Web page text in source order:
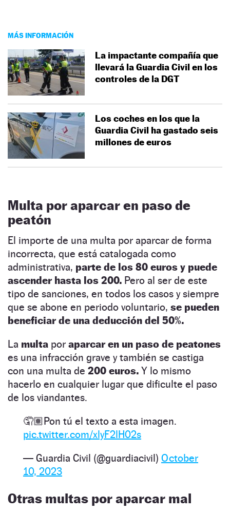
MÁS INFORMACIÓN
La impactante compañía que
llevará la Guardia Civil en los
controles de la DGT
Los coches en los que la
Guardia Civil ha gastado seis
millones de euros
Multa por aparcar en paso de
peatón
El importe de una multa por aparcar de forma
incorrecta, que está catalogada como
administrativa, parte de los 80 euros y puede
ascender hasta los 200. Pero al ser de este
tipo de sanciones, en todos los casos y siempre
que se abone en periodo voluntario, se pueden
beneficiar de una deducción del 50%.
La multa por aparcar en un paso de peatones
es una infracción grave y también se castiga
con una multa de 200 euros. Y lo mismo
hacerlo en cualquier lugar que dificulte el paso
de los viandantes.
🤦🏽Pon tú el texto a esta imagen.
pic.twitter.com/xlyF2lH02s
— Guardia Civil (@guardiacivil) October
10, 2023
Otras multas por aparcar mal